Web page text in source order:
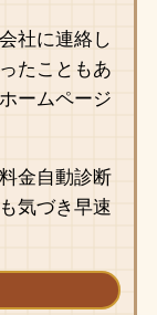
社に連絡し
たこともあ
ームページ
金自動診断
気づき早速